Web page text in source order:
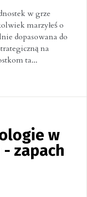
w grze
marzyłeś o
dopasowana do
na
ta...
w
zapach